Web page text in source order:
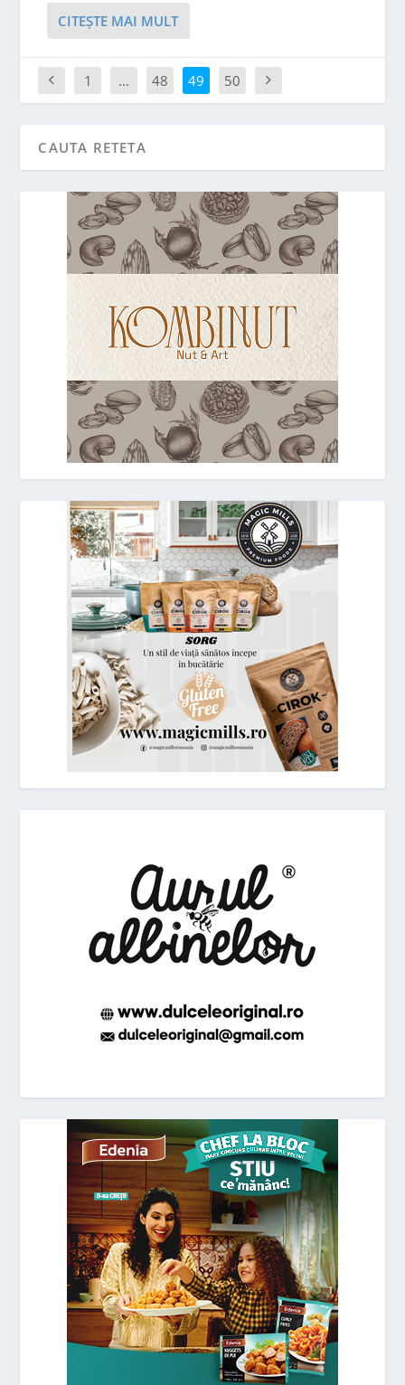
CITEŞTE MAI MULT
1 … 48 49 50